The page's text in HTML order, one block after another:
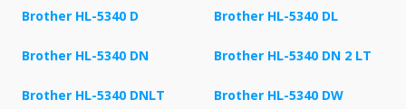
Brother HL-5340 D Brother HL-5340 DL
Brother HL-5340 DN Brother HL-5340 DN 2 LT
Brother HL-5340 DNLT Brother HL-5340 DW